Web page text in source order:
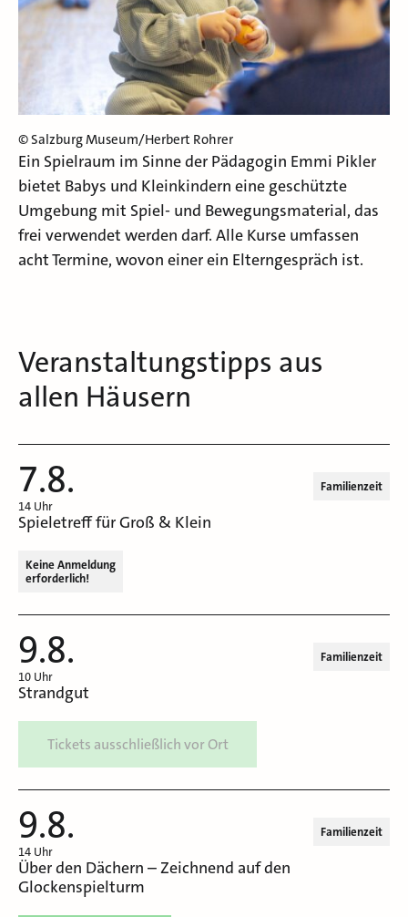
© Salzburg Museum/Herbert Rohrer
Ein Spielraum im Sinne der Pädagogin Emmi Pikler
bietet Babys und Kleinkindern eine geschützte
Umgebung mit Spiel- und Bewegungsmaterial, das
frei verwendet werden darf. Alle Kurse umfassen
acht Termine, wovon einer ein Elterngespräch ist.
Veranstaltungstipps aus
allen Häusern
7.8.
14 Uhr
Familienzeit
Spieletreff für Groß & Klein
Keine Anmeldung
erforderlich!
9.8.
10 Uhr
Familienzeit
Strandgut
Tickets ausschließlich vor Ort
9.8.
14 Uhr
Familienzeit
Über den Dächern – Zeichnend auf den
Glockenspielturm